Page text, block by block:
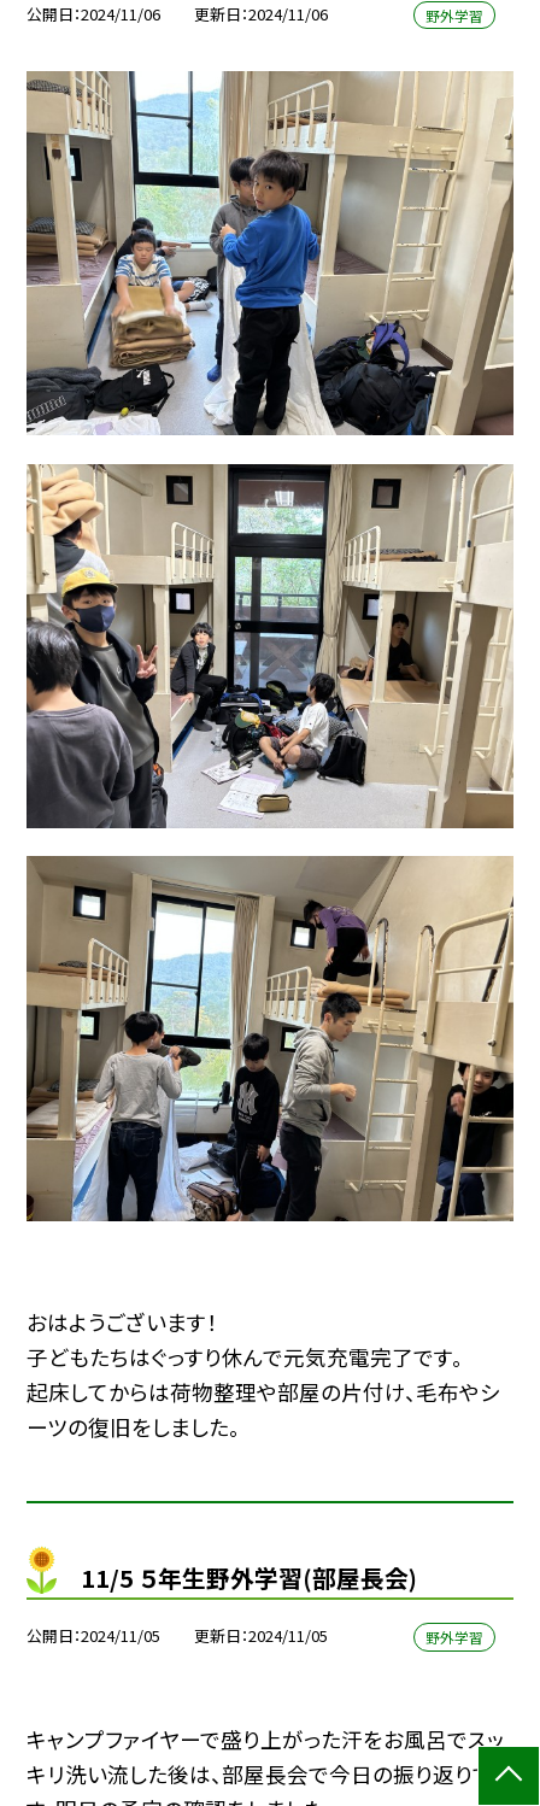
公開日 2024/11/06 更新日 2024/11/06 野外学習
おはようございます！
子どもたちはぐっすり休んで元気充電完了です。
起床してからは荷物整理や部屋の片付け、毛布やシ
ーツの復旧をしました。
11/5 ５年生野外学習(部屋長会)
公開日 2024/11/05 更新日 2024/11/05 野外学習
キャンプファイヤーで盛り上がった汗をお風呂でスッ
キリ洗い流した後は、部屋長会で今日の振り返りで